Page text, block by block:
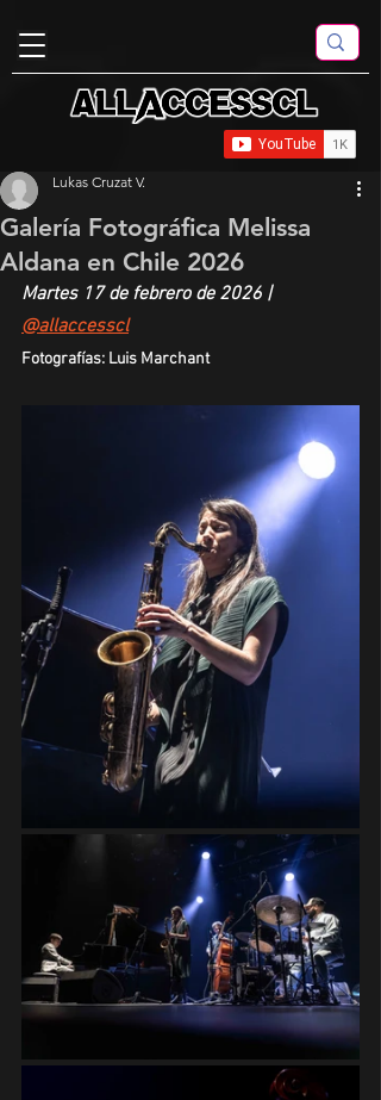
Galería Fotográfica Melissa
Aldana en Chile 2026
Lukas Cruzat V.
Martes 17 de febrero de 2026 |
@allaccesscl
Fotografías: Luis Marchant